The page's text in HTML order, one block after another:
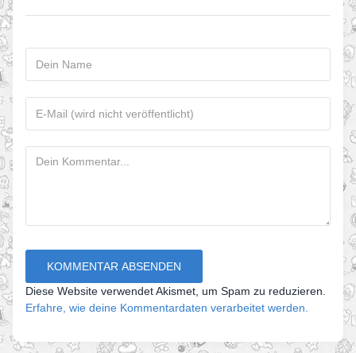
Diese Website verwendet Akismet, um Spam zu reduzieren.
Erfahre, wie deine Kommentardaten verarbeitet werden.